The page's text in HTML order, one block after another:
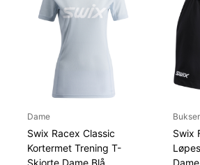
Dame
Swix Racex Classic
Kortermet Trening T-
Skjorte Dame Blå
Bukser
Swix